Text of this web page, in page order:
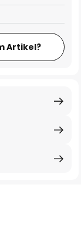
Artikel?